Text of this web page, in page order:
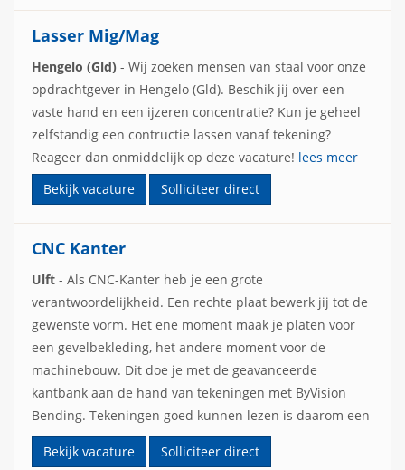
Lasser Mig/Mag
Hengelo (Gld) - Wij zoeken mensen van staal voor onze
opdrachtgever in Hengelo (Gld). Beschik jij over een
vaste hand en een ijzeren concentratie? Kun je geheel
zelfstandig een contructie lassen vanaf tekening?
Reageer dan onmiddelijk op deze vacature! lees meer
Bekijk vacature
Solliciteer direct
CNC Kanter
Ulft - Als CNC-Kanter heb je een grote
verantwoordelijkheid. Een rechte plaat bewerk jij tot de
gewenste vorm. Het ene moment maak je platen voor
een gevelbekleding, het andere moment voor de
machinebouw. Dit doe je met de geavanceerde
kantbank aan de hand van tekeningen met ByVision
Bending. Tekeningen goed kunnen lezen is daarom een
belangrijke vaardigheid. Om het product van A tot Z
hélemaal naar wens van de klant te maken, werk jij veel
Bekijk vacature Solliciteer direct